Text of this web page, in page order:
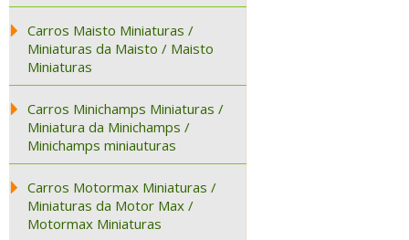
Carros Maisto Miniaturas /
Miniaturas da Maisto / Maisto
Miniaturas
Carros Minichamps Miniaturas /
Miniatura da Minichamps /
Minichamps miniauturas
Carros Motormax Miniaturas /
Miniaturas da Motor Max /
Motormax Miniaturas